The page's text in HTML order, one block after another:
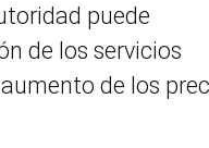
puede
de los servicios
de los